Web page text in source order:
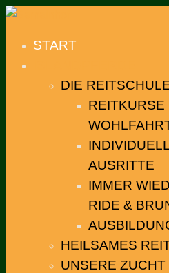
START
DIE
REITKURSE
AUSRITTE
IMMER
RIDE &
HEILSAMES
UNSERE ZUCHT